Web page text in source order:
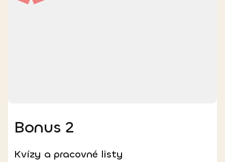
Bonus 2
Kvízy a pracovné listy